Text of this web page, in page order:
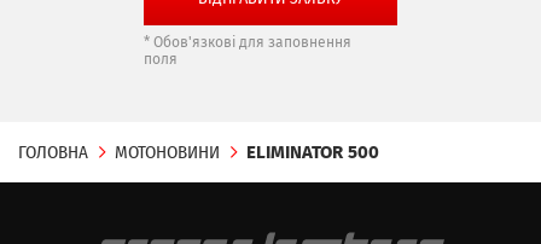
* Обов'язкові для заповнення
поля
ГОЛОВНА МОТОНОВИНИ ELIMINATOR 500